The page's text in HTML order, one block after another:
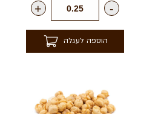
-
+
הוספה לעגלה